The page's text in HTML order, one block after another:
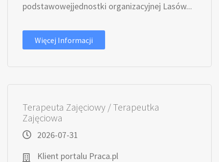
podstawowejjednostki organizacyjnej Lasów...
Więcej Informacji
Terapeuta Zajęciowy / Terapeutka
Zajęciowa
2026-07-31
Klient portalu Praca.pl